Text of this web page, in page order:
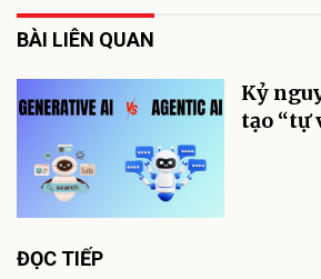
BÀI LIÊN QUAN
Kỷ
tạo “tự
ĐỌC TIẾP